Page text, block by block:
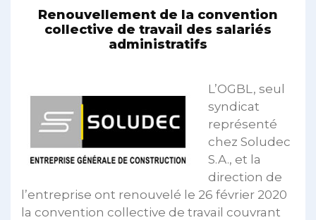
Renouvellement de la convention
collective de travail des salariés
administratifs
L’OGBL, seul
syndicat
représenté
chez Soludec
S.A., et la
direction de
l’entreprise ont renouvelé le 26 février 2020
la convention collective de travail couvrant